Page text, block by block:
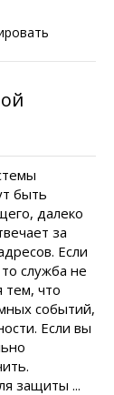
быть
далеко
за
Если
служба не
тем, что
событий,
Если вы
защиты ...